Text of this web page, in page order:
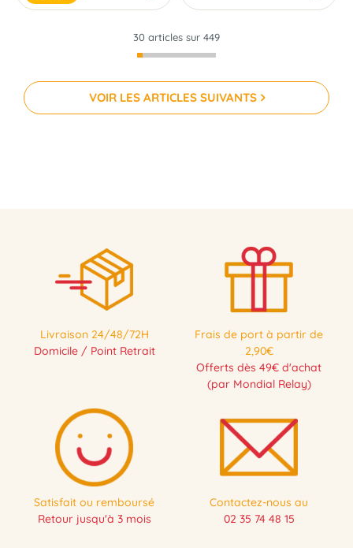
30 articles sur 449
VOIR LES ARTICLES SUIVANTS
Livraison 24/48/72H
Domicile / Point Retrait
Frais de port à partir de
2,90€
Offerts dès 49€ d'achat
(par Mondial Relay)
Satisfait ou remboursé
Retour jusqu'à 3 mois
Contactez-nous au
02 35 74 48 15